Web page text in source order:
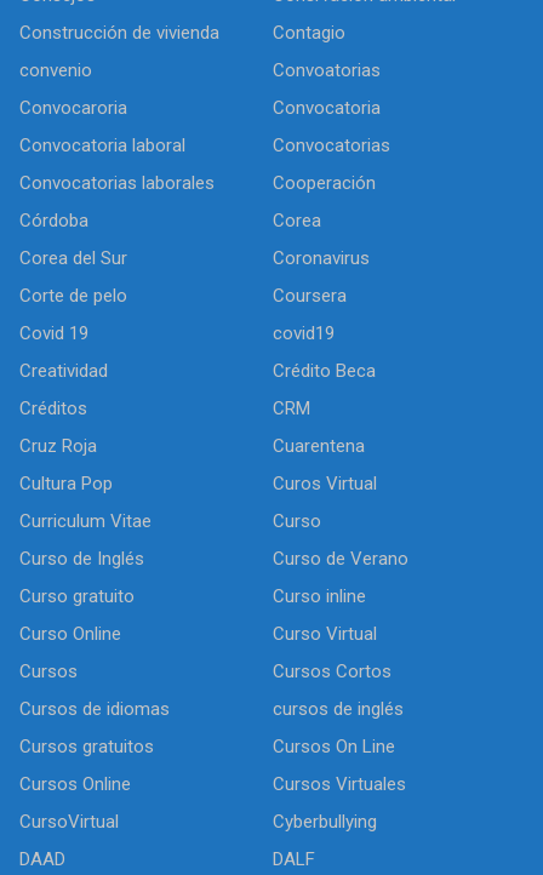
Construcción de vivienda
Contagio
convenio
Convoatorias
Convocaroria
Convocatoria
Convocatoria laboral
Convocatorias
Convocatorias laborales
Cooperación
Córdoba
Corea
Corea del Sur
Coronavirus
Corte de pelo
Coursera
Covid 19
covid19
Creatividad
Crédito Beca
Créditos
CRM
Cruz Roja
Cuarentena
Cultura Pop
Curos Virtual
Curriculum Vitae
Curso
Curso de Inglés
Curso de Verano
Curso gratuito
Curso inline
Curso Online
Curso Virtual
Cursos
Cursos Cortos
Cursos de idiomas
cursos de inglés
Cursos gratuitos
Cursos On Line
Cursos Online
Cursos Virtuales
CursoVirtual
Cyberbullying
DAAD
DALF